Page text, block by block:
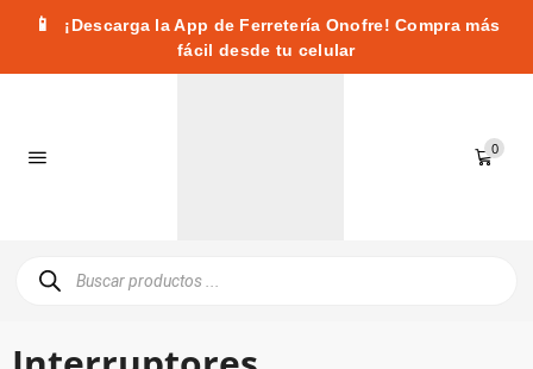
📱
¡Descarga la App de Ferretería Onofre! Compra más
fácil desde tu celular
0